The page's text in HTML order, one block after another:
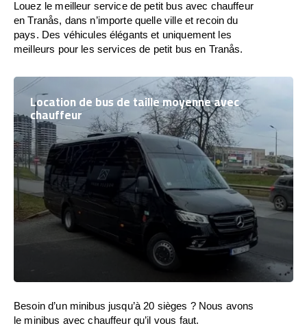
Louez le meilleur service de petit bus avec chauffeur
en Tranås, dans n’importe quelle ville et recoin du
pays. Des véhicules élégants et uniquement les
meilleurs pour les services de petit bus en Tranås.
Location de bus de taille moyenne avec
chauffeur
Besoin d’un minibus jusqu’à 20 sièges ? Nous avons
le minibus avec chauffeur qu’il vous faut.